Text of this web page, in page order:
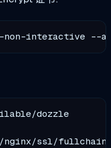
interactive --
dozzle
ssl/